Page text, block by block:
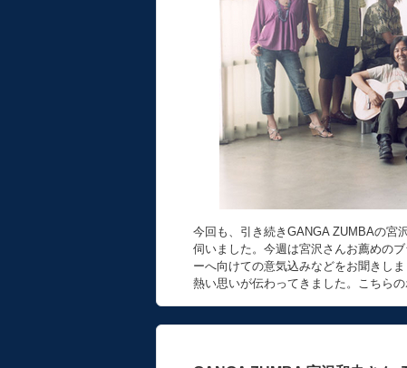
今回も、引き続きGANGA ZUMBAの宮
伺いました。今週は宮沢さんお薦めの
ーへ向けての意気込みなどをお聞きし
熱い思いが伝わってきました。こちら